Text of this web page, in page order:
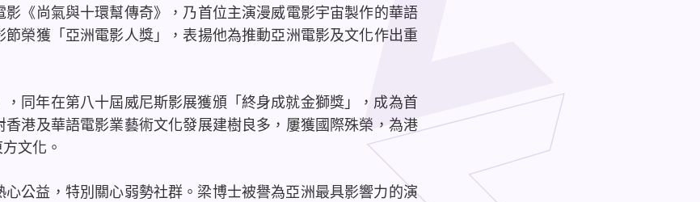
《尚氣與十環幫傳奇》，乃首位主演漫威電影宇宙製作的華語
榮獲「亞洲電影人獎」，表揚他為推動亞洲電影及文化作出重
同年在第八十屆威尼斯影展獲頒「終身成就金獅獎」，成為首
港及華語電影業藝術文化發展建樹良多，屢獲國際殊榮，為港
文化。
公益，特別關心弱勢社群。梁博士被譽為亞洲最具影響力的演